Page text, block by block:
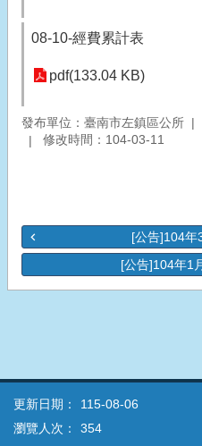
08-10-經費累計表
pdf(133.04 KB)
發布單位：臺南市左鎮區公所
修改時間：104-03-11
[公告]104年
[公告]104年1
更新日期：
115-08-06
瀏覽人次：
354